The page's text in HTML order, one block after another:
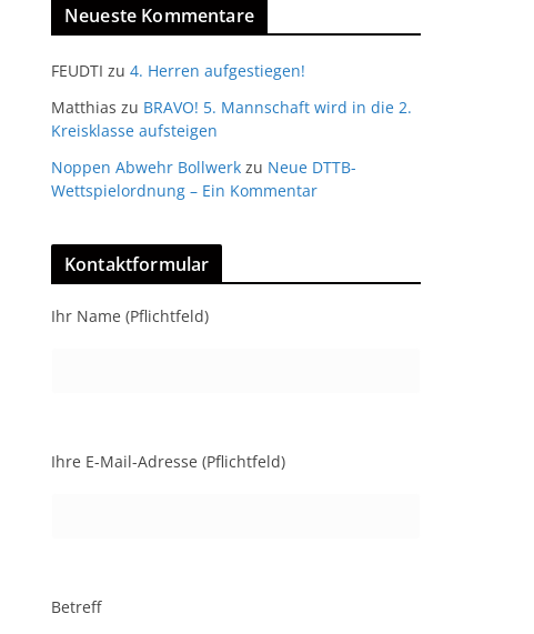
Neueste Kommentare
FEUDTI zu 4. Herren aufgestiegen!
Matthias zu BRAVO! 5. Mannschaft wird in die 2.
Kreisklasse aufsteigen
Noppen Abwehr Bollwerk zu Neue DTTB-
Wettspielordnung – Ein Kommentar
Kontaktformular
Ihr Name (Pflichtfeld)
Ihre E-Mail-Adresse (Pflichtfeld)
Betreff